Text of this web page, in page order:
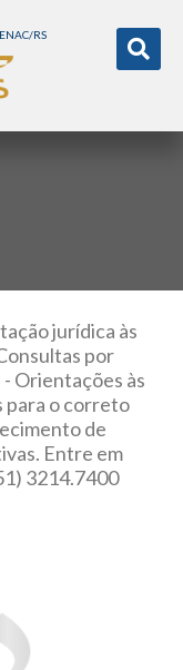
RS
jurídica às
por
Orientações às
para o correto
de
Entre em
3214.7400